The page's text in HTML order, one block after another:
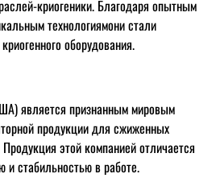
криогеники. Благодаря опытным
технологиямони стали
оборудования.
является признанным мировым
продукции для сжиженных
этой компанией отличается
и стабильностью в работе.